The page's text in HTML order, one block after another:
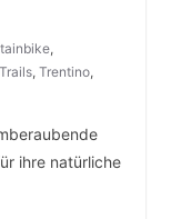
,
Trails, Trentino,
ihre natürliche